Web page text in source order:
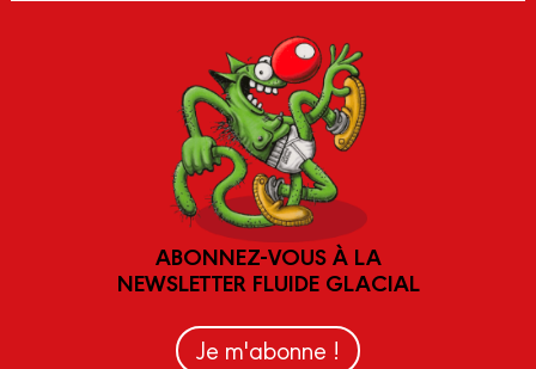
ABONNEZ-VOUS À LA
NEWSLETTER FLUIDE GLACIAL
Je m'abonne !